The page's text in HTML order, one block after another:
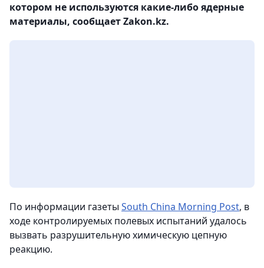
котором не используются какие-либо ядерные
материалы, сообщает Zakon.kz.
По информации газеты South China Morning Post, в
ходе контролируемых полевых испытаний удалось
вызвать разрушительную химическую цепную
реакцию.